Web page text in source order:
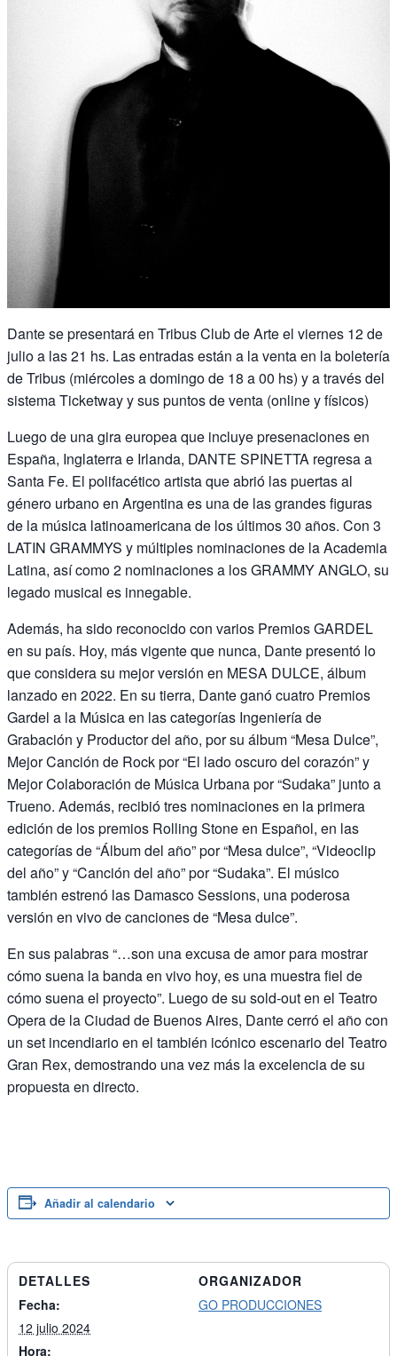
Dante se presentará en Tribus Club de Arte el viernes 12 de
julio a las 21 hs. Las entradas están a la venta en la boletería
de Tribus (miércoles a domingo de 18 a 00 hs) y a través del
sistema Ticketway y sus puntos de venta (online y físicos)
Luego de una gira europea que incluye presenaciones en
España, Inglaterra e Irlanda, DANTE SPINETTA regresa a
Santa Fe. El polifacético artista que abrió las puertas al
género urbano en Argentina es una de las grandes figuras
de la música latinoamericana de los últimos 30 años. Con 3
LATIN GRAMMYS y múltiples nominaciones de la Academia
Latina, así como 2 nominaciones a los GRAMMY ANGLO, su
legado musical es innegable.
Además, ha sido reconocido con varios Premios GARDEL
en su país. Hoy, más vigente que nunca, Dante presentó lo
que considera su mejor versión en MESA DULCE, álbum
lanzado en 2022. En su tierra, Dante ganó cuatro Premios
Gardel a la Música en las categorías Ingeniería de
Grabación y Productor del año, por su álbum “Mesa Dulce”,
Mejor Canción de Rock por “El lado oscuro del corazón” y
Mejor Colaboración de Música Urbana por “Sudaka” junto a
Trueno. Además, recibió tres nominaciones en la primera
edición de los premios Rolling Stone en Español, en las
categorías de “Álbum del año” por “Mesa dulce”, “Videoclip
del año” y “Canción del año” por “Sudaka”. El músico
también estrenó las Damasco Sessions, una poderosa
versión en vivo de canciones de “Mesa dulce”.
En sus palabras “…son una excusa de amor para mostrar
cómo suena la banda en vivo hoy, es una muestra fiel de
cómo suena el proyecto”. Luego de su sold-out en el Teatro
Opera de la Ciudad de Buenos Aires, Dante cerró el año con
un set incendiario en el también icónico escenario del Teatro
Gran Rex, demostrando una vez más la excelencia de su
propuesta en directo.
Añadir al calendario
DETALLES
Fecha:
12 julio 2024
Hora:
ORGANIZADOR
GO PRODUCCIONES